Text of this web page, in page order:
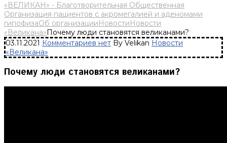
«ВЕЛИКАН» - Благотворительная Общественная
Организация пациентов с акромегалией и аденомами
гипофизаОб организацииНовостиНовости
«Великана»Почему люди становятся великанами?
03.11.2021 Комментариев нет By Velikan Новости
«Великана»
Почему люди становятся великанами?